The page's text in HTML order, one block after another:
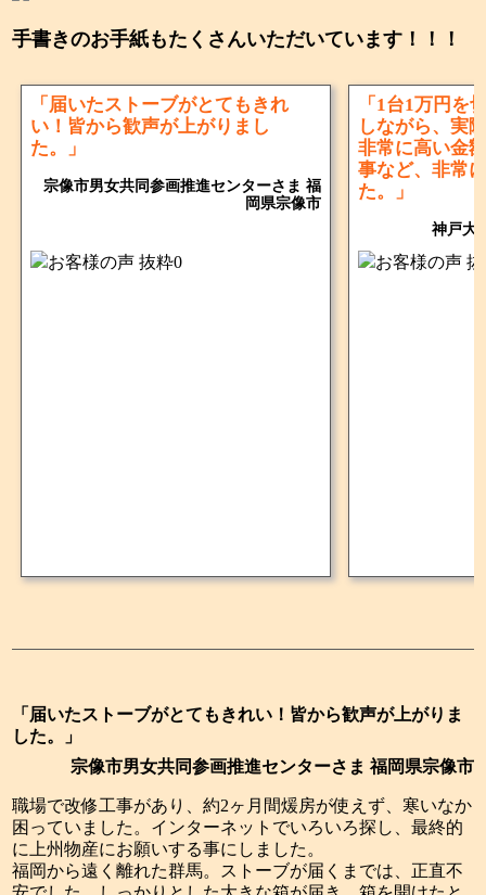
手書きのお手紙もたくさんいただいています！！！
「届いたストーブがとてもきれ
い！皆から歓声が上がりまし
た。」
宗像市男女共同参画推進センターさま 福
岡県宗像市
「1台1万円を
しながら、実
非常に高い金
事など、非常
た。」
神戸大
「届いたストーブがとてもきれい！皆から歓声が上がりま
した。」
宗像市男女共同参画推進センターさま 福岡県宗像市
職場で改修工事があり、約2ヶ月間煖房が使えず、寒いなか
困っていました。インターネットでいろいろ探し、最終的
に上州物産にお願いする事にしました。
福岡から遠く離れた群馬。ストーブが届くまでは、正直不